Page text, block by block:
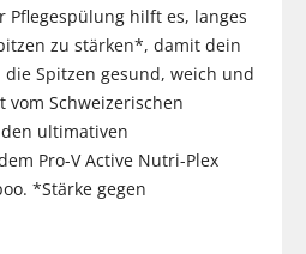
Pflegespülung hilft es, langes
zu stärken*, damit dein
die Spitzen gesund, weich und
vom Schweizerischen
ultimativen
Pro-V Active Nutri-Plex
*Stärke gegen